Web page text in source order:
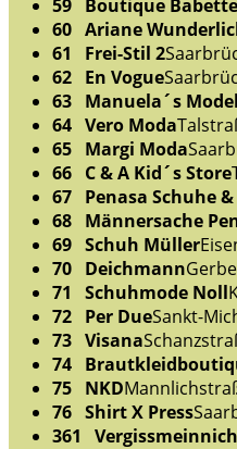
59 Boutique Babette
60 Ariane
61 Frei-Stil 2
62 En Vogue
63 Manuela´s
64 Vero Moda
65 Margi Moda
66 C & A Kid´s Store
67 Penasa Schuhe
68 Männersache
69 Schuh Müller
70 Deichmann
71 Schuhmode Noll
72 Per DueSankt-
73 Visana
74
75 NKD
76 Shirt X Press
361